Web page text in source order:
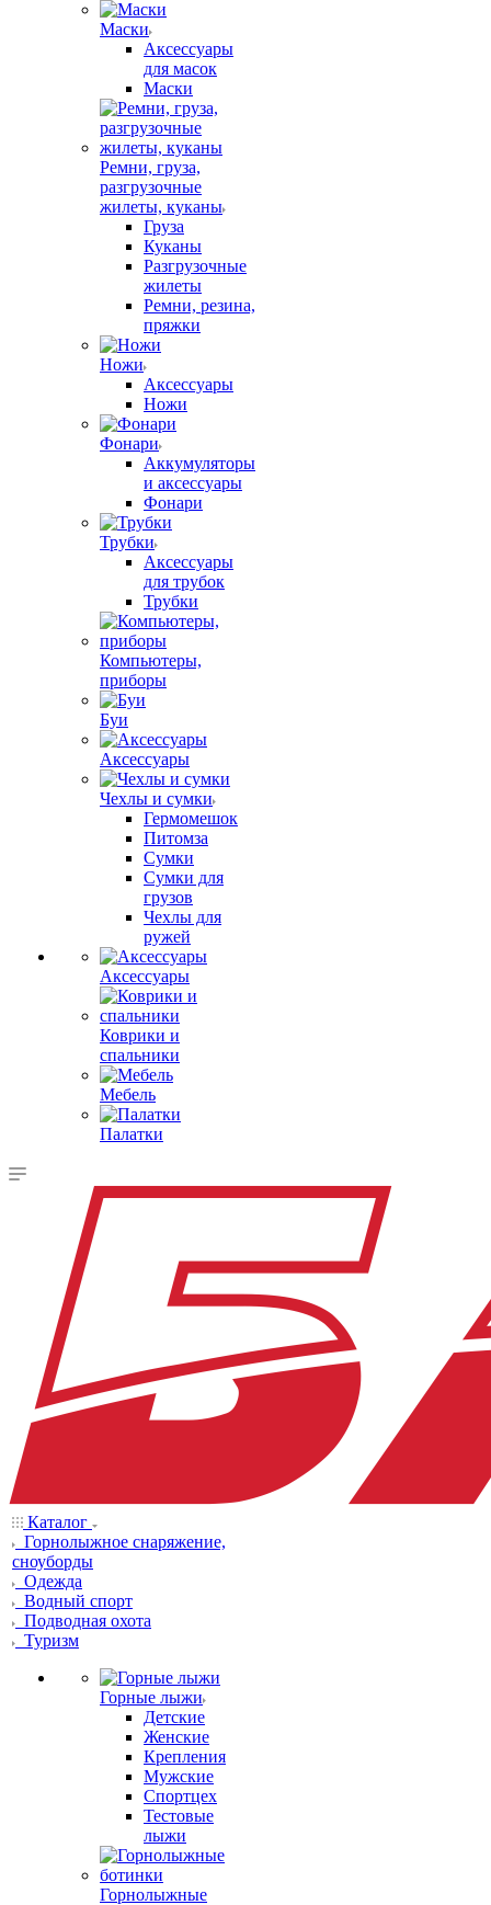
Маски
Аксессуары
для масок
Маски
Ремни, груза,
разгрузочные
жилеты, куканы
Груза
Куканы
Разгрузочные
жилеты
Ремни, резина,
пряжки
Ножи
Аксессуары
Ножи
Фонари
Аккумуляторы
и аксессуары
Фонари
Трубки
Аксессуары
для трубок
Трубки
Компьютеры,
приборы
Буи
Аксессуары
Чехлы и сумки
Гермомешок
Питомза
Сумки
Сумки для
грузов
Чехлы для
ружей
Аксессуары
Коврики и
спальники
Мебель
Палатки
Каталог
Горнолыжное снаряжение,
сноуборды
Одежда
Водный спорт
Подводная охота
Туризм
Горные лыжи
Детские
Женские
Крепления
Мужские
Спортцех
Тестовые
лыжи
Горнолыжные